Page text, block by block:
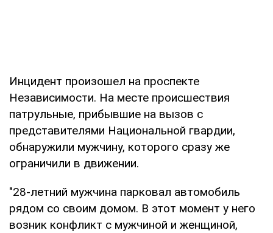
Инцидент произошел на проспекте
Независимости. На месте происшествия
патрульные, прибывшие на вызов с
представителями Национальной гвардии,
обнаружили мужчину, которого сразу же
ограничили в движении.
"28-летний мужчина парковал автомобиль
рядом со своим домом. В этот момент у него
возник конфликт с мужчиной и женщиной,